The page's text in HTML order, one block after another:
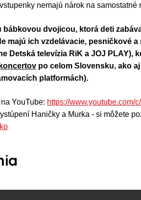
nemajú nárok na samostatné
dvojicou, ktorá deti
majú ich vzdelávacie, pesničkové
Detská televízia RiK a JOJ PLAY),
po celom Slovensku, ako
platformách).
YouTube: https://www.youtube.com/
Haničky a Murka - si môžete